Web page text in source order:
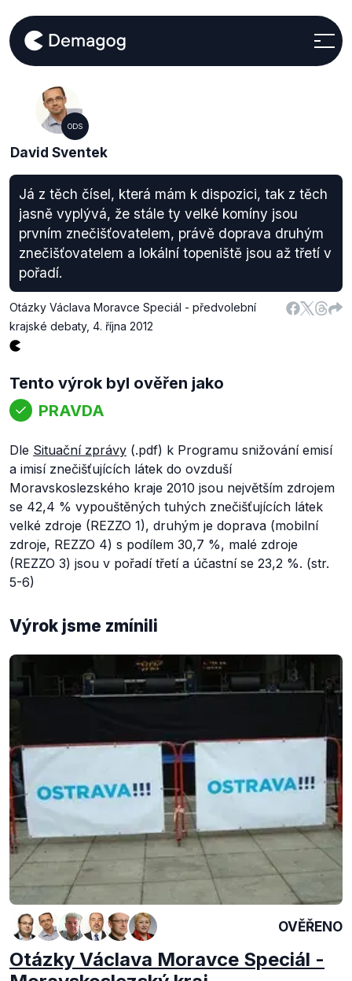
ODS
David Sventek
Já z těch čísel, která mám k dispozici, tak z těch
jasně vyplývá, že stále ty velké komíny jsou
prvním znečišťovatelem, právě doprava druhým
znečišťovatelem a lokální topeniště jsou až třetí v
pořadí.
Otázky Václava Moravce Speciál - předvolební
krajské debaty, 4. října 2012
Tento výrok byl ověřen jako
PRAVDA
Dle Situační zprávy (.pdf) k Programu snižování emisí
a imisí znečišťujících látek do ovzduší
Moravskoslezského kraje 2010 jsou největším zdrojem
se 42,4 % vypouštěných tuhých znečišťujících látek
velké zdroje (REZZO 1), druhým je doprava (mobilní
zdroje, REZZO 4) s podílem 30,7 %, malé zdroje
(REZZO 3) jsou v pořadí třetí a účastní se 23,2 %. (str.
5-6)
Výrok jsme zmínili
OVĚŘENO
Otázky Václava Moravce Speciál -